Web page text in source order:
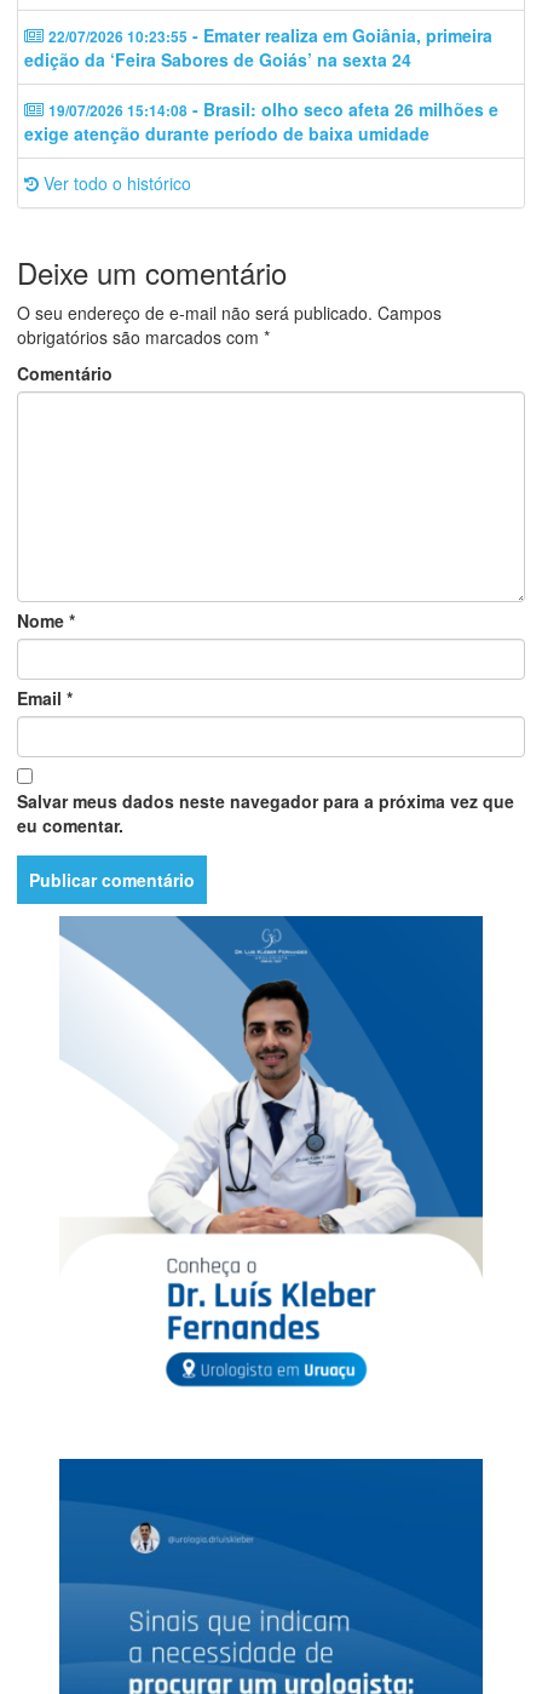
22/07/2026 10:23:55 - Emater realiza em Goiânia, primeira
edição da ‘Feira Sabores de Goiás’ na sexta 24
19/07/2026 15:14:08 - Brasil: olho seco afeta 26 milhões e
exige atenção durante período de baixa umidade
Ver todo o histórico
Deixe um comentário
O seu endereço de e-mail não será publicado. Campos
obrigatórios são marcados com *
Comentário
Nome *
Email *
Salvar meus dados neste navegador para a próxima vez que
eu comentar.